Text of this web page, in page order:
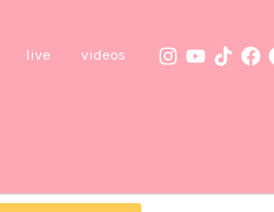
live videos